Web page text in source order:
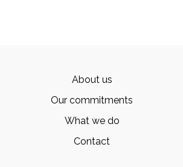
About us
Our commitments
What we do
Contact